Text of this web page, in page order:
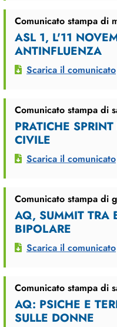
Comunicato stampa di
ASL 1, L'11
ANTINFLUENZA
Scarica il comunicato
Comunicato stampa di
PRATICHE
CIVILE
Scarica il comunicato
Comunicato stampa di
AQ, SUMMIT TRA
BIPOLARE
Scarica il comunicato
Comunicato stampa di
AQ: PSICHE E
SULLE DONNE